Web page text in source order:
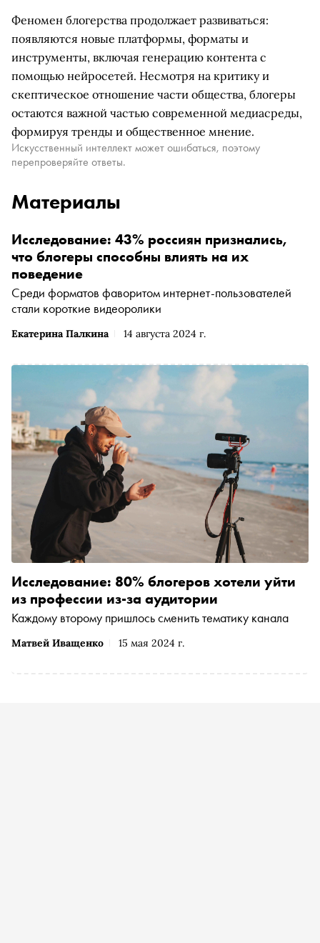
Феномен блогерства продолжает развиваться:
появляются новые платформы, форматы и
инструменты, включая генерацию контента с
помощью нейросетей. Несмотря на критику и
скептическое отношение части общества, блогеры
остаются важной частью современной медиасреды,
формируя тренды и общественное мнение.
Искусственный интеллект может ошибаться, поэтому
перепроверяйте ответы.
Материалы
Екатерина Палкина 14 августа 2024 г.
Исследование: 43% россиян признались,
что блогеры способны влиять на их
поведение
Среди форматов фаворитом интернет-пользователей
стали короткие видеоролики
Матвей Иващенко 15 мая 2024 г.
Исследование: 80% блогеров хотели уйти
из профессии из-за аудитории
Каждому второму пришлось сменить тематику канала